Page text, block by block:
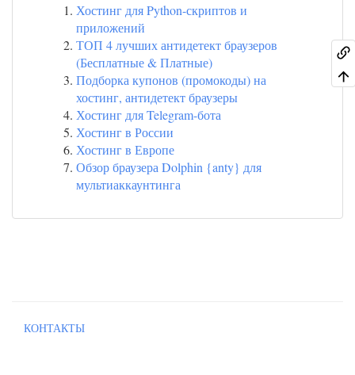
Хостинг для Python-скриптов и
приложений
ТОП 4 лучших антидетект браузеров
(Бесплатные & Платные)
Подборка купонов (промокоды) на
хостинг, антидетект браузеры
Хостинг для Telegram-бота
Хостинг в России
Хостинг в Европе
Обзор браузера Dolphin {anty} для
мультиаккаунтинга
КОНТАКТЫ